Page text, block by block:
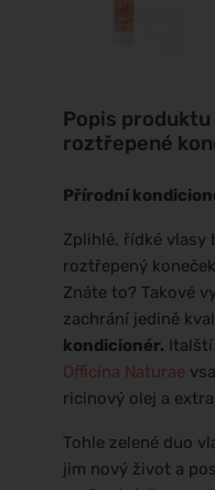
Popis produktu
roztřepené
Přírodní
Zplihlé, řídké vlasy
roztřepený
Znáte to? Takové
zachrání jedině
kondicionér.
Officina Naturae
ricinový olej a
Tohle zelené duo
jim nový život a